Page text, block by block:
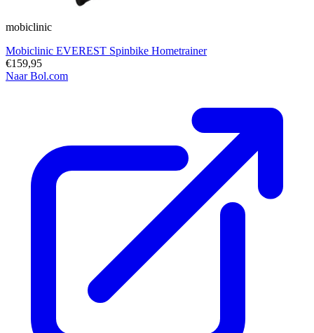
mobiclinic
Mobiclinic EVEREST Spinbike Hometrainer
€159,95
Naar Bol.com